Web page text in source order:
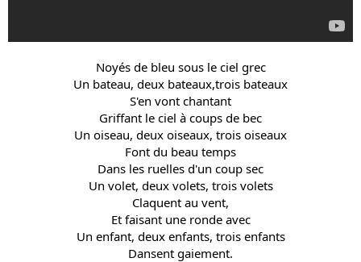
Noyés de bleu sous le ciel grec
Un bateau, deux bateaux,trois bateaux
S'en vont chantant
Griffant le ciel à coups de bec
Un oiseau, deux oiseaux, trois oiseaux
Font du beau temps
Dans les ruelles d'un coup sec
Un volet, deux volets, trois volets
Claquent au vent,
Et faisant une ronde avec
Un enfant, deux enfants, trois enfants
Dansent gaiement.